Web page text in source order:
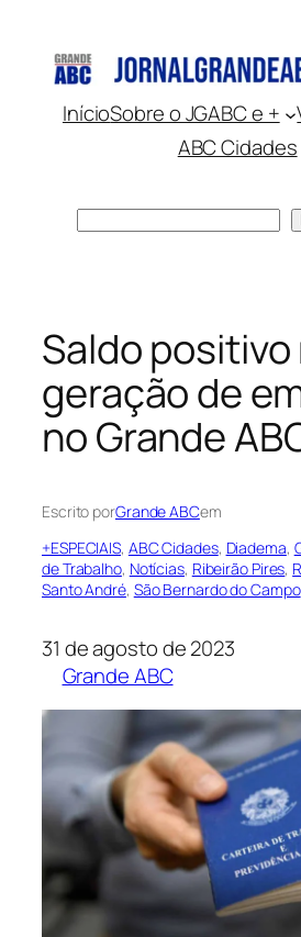
conteúdo
InícioSobre o JGABC e +
ABC Cidades
Saldo positivo
geração de
no Grande
Escrito porGrande ABCem
+ESPECIAIS, ABC Cidades, Diadema,
de Trabalho, Notícias, Ribeirão Pires,
Santo André, São Bernardo do Campo
31 de agosto de 2023
Grande ABC